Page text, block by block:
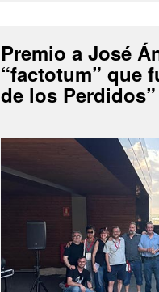
Premio a José
“factotum” que
de los Perdidos”